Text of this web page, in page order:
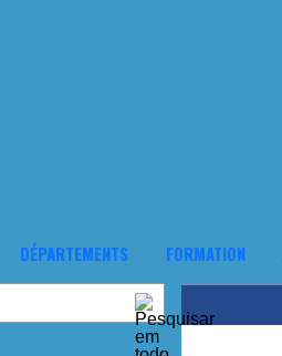
DÉPARTEMENTS FORMATION